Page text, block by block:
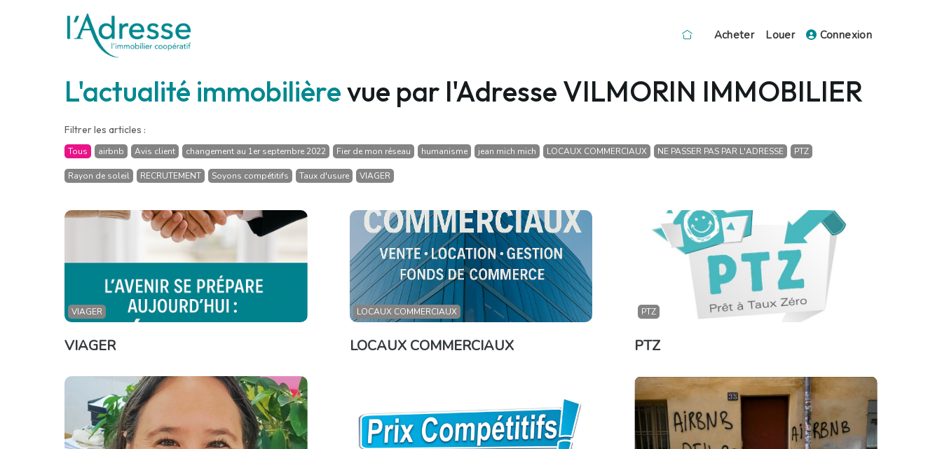
Acheter Louer Connexion
L'actualité immobilièrevue par l'Adresse VILMORIN IMMOBILIER
Filtrer les articles :
Tous airbnb Avis client changement au 1er septembre 2022 Fier de mon réseau humanisme jean mich mich LOCAUX COMMERCIAUX NE PASSER PAS PAR L'ADRESSE PTZ
Rayon de soleil RECRUTEMENT Soyons compétitifs Taux d'usure VIAGER
VIAGER
VIAGER
LOCAUX COMMERCIAUX
LOCAUX COMMERCIAUX
PTZ
PTZ